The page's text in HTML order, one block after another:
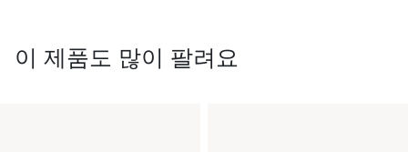
이 제품도 많이 팔려요